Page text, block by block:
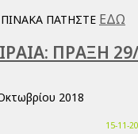
ΠΑΤΗΣΤΕ ΕΔΩ
ΠΡΑΞΗ
2018
15-11-